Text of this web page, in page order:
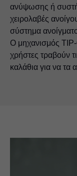
ανύψωσης ή
χειρολαβές
σύστημα
Ο μηχανισμός TIP-
χρήστες τραβούν
καλάθια για να τα